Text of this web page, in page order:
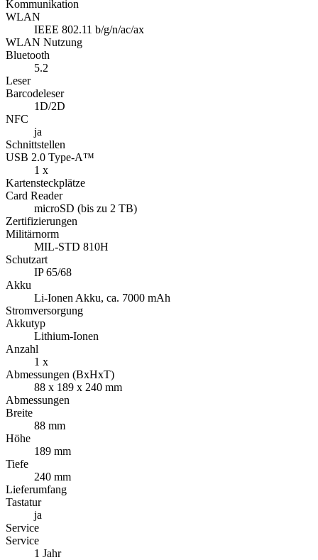
Kommunikation
WLAN
IEEE 802.11 b/g/n/ac/ax
WLAN Nutzung
Bluetooth
5.2
Leser
Barcodeleser
1D/2D
NFC
ja
Schnittstellen
USB 2.0 Type-A™
1 x
Kartensteckplätze
Card Reader
microSD (bis zu 2 TB)
Zertifizierungen
Militärnorm
MIL-STD 810H
Schutzart
IP 65/68
Akku
Li-Ionen Akku, ca. 7000 mAh
Stromversorgung
Akkutyp
Lithium-Ionen
Anzahl
1 x
Abmessungen (BxHxT)
88 x 189 x 240 mm
Abmessungen
Breite
88 mm
Höhe
189 mm
Tiefe
240 mm
Lieferumfang
Tastatur
ja
Service
Service
1 Jahr